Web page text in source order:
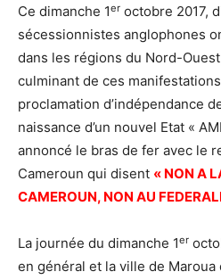
Ce dimanche 1er octobre 2017,
sécessionnistes anglophones
dans les régions du Nord-
culminant de ces
proclamation d’indépendance
naissance d’un nouvel Etat «
annoncé le bras de fer avec le
Cameroun qui disent « NON A
CAMEROUN, NON AU
La journée du dimanche 1er
en général et la ville de